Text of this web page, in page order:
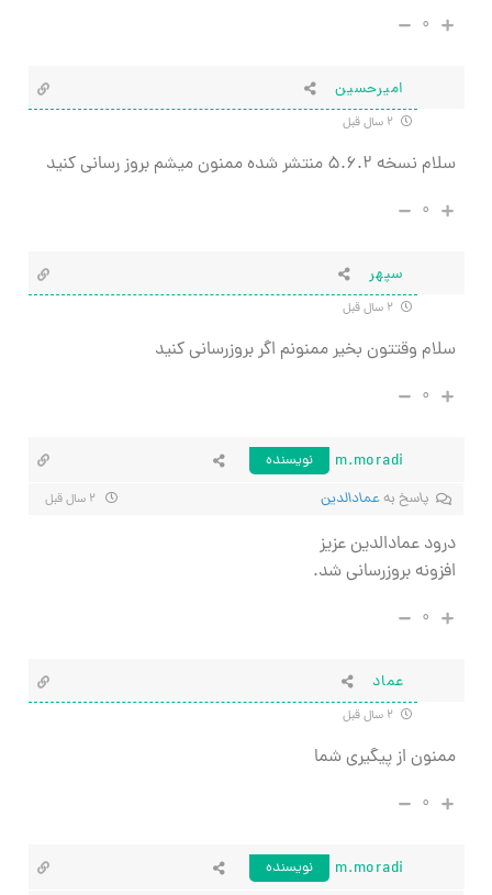
۰
امیرحسین
سلام نسخه ۵.۶.۲ منتشر شده ممنون میشم بروز رسانی کنید
۰
سپهر
سلام وقتتون بخیر ممنونم اگر بروزرسانی کنید
۰
m.moradi
نویسنده
پاسخ بهعمادالدین
درود عمادالدین عزیز
افزونه بروزرسانی شد.
۰
عماد
ممنون از پیگیری شما
۰
m.moradi
نویسنده